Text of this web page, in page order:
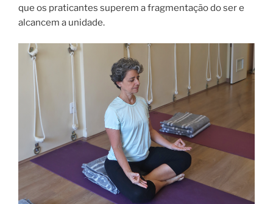
que os praticantes superem a fragmentação do ser e
alcancem a unidade.